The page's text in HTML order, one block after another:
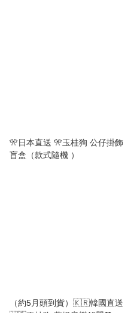
🎌日本直送 🎌玉桂狗 公仔掛飾
盲盒（款式隨機 ）
（約5月頭到貨）🇰🇷韓國直送